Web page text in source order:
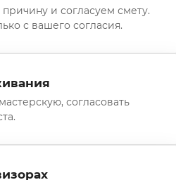
и согласуем смету.
с вашего согласия.
согласовать